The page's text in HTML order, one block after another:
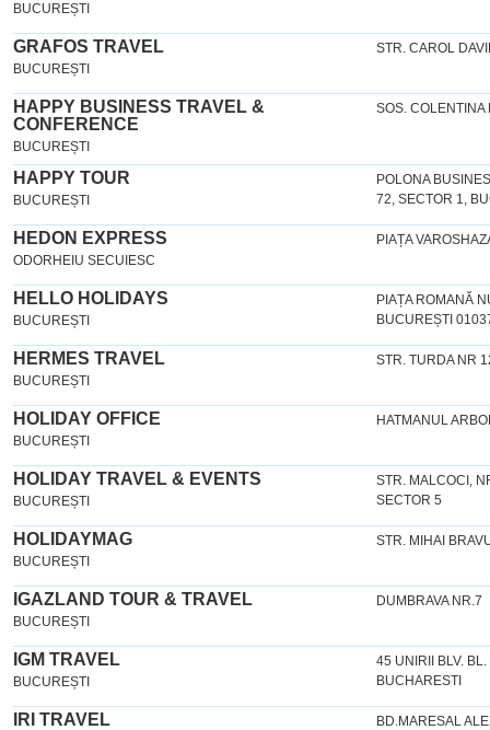
BUCUREȘTI
GRAFOS TRAVEL
BUCUREȘTI
STR. CAROL
HAPPY BUSINESS TRAVEL &
CONFERENCE
BUCUREȘTI
SOS. COLENTINA
HAPPY TOUR
BUCUREȘTI
POLONA
72, SECTOR 1,
HEDON EXPRESS
ODORHEIU SECUIESC
PIAȚA
HELLO HOLIDAYS
BUCUREȘTI
PIAȚA ROMANĂ
BUCUREȘTI
HERMES TRAVEL
BUCUREȘTI
STR. TURDA NR
HOLIDAY OFFICE
BUCUREȘTI
HATMANUL
HOLIDAY TRAVEL & EVENTS
BUCUREȘTI
STR. MALCOCI,
SECTOR 5
HOLIDAYMAG
BUCUREȘTI
STR. MIHAI
IGAZLAND TOUR & TRAVEL
BUCUREȘTI
DUMBRAVA NR.7
IGM TRAVEL
BUCUREȘTI
45 UNIRII BLV.
BUCHARESTI
IRI TRAVEL
BD.MARESAL